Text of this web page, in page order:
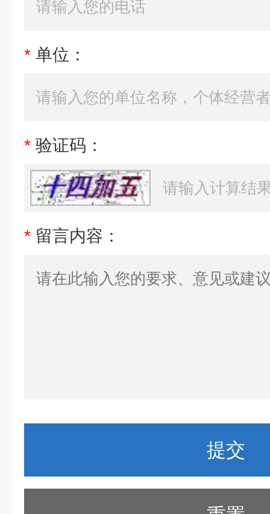
* 单位：
* 验证码：
* 留言内容：